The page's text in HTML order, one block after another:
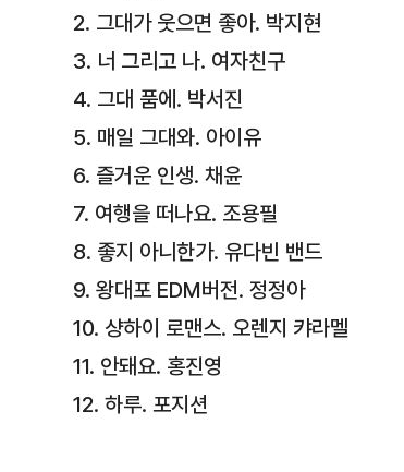
2. 그대가 웃으면 좋아. 박지현
3. 너 그리고 나. 여자친구
4. 그대 품에. 박서진
5. 매일 그대와. 아이유
6. 즐거운 인생. 채윤
7. 여행을 떠나요. 조용필
8. 좋지 아니한가. 유다빈 밴드
9. 왕대포 EDM버전. 정정아
10. 샹하이 로맨스. 오렌지 캬라멜
11. 안돼요. 홍진영
12. 하루. 포지션